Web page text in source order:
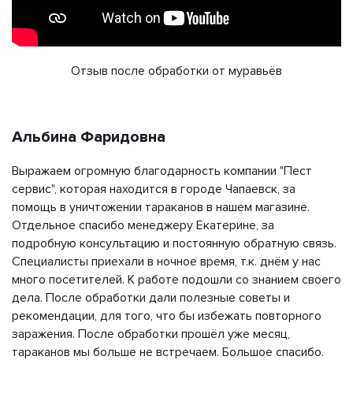
Отзыв после обработки от муравьёв
Альбина Фаридовна
Выражаем огромную благодарность компании "Пест
сервис", которая находится в городе Чапаевск, за
помощь в уничтожении тараканов в нашем магазине.
Отдельное спасибо менеджеру Екатерине, за
подробную консультацию и постоянную обратную связь.
Специалисты приехали в ночное время, т.к. днём у нас
много посетителей. К работе подошли со знанием своего
дела. После обработки дали полезные советы и
рекомендации, для того, что бы избежать повторного
заражения. После обработки прошёл уже месяц,
тараканов мы больше не встречаем. Большое спасибо.